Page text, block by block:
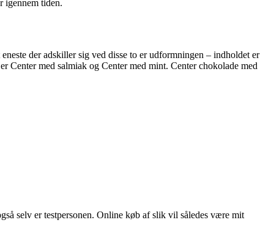
igennem tiden.
der adskiller sig ved disse to er udformningen – indholdet er
Center med salmiak og Center med mint. Center chokolade med
selv er testpersonen. Online køb af slik vil således være mit